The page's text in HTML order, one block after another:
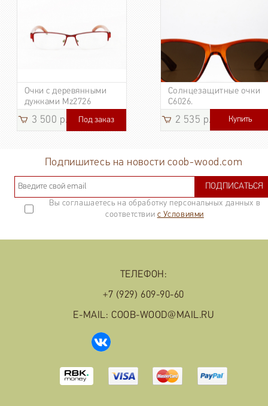
Очки с деревянными
дужками Mz2726
3 500 р. Под заказ
Солнцезащитные очки
C6026.
2 535 р. 3 185
Купить
Подпишитесь на новости coob-wood.com
ПОДПИСАТЬСЯ
Вы соглашаетесь на обработку персональных данных в
соответствии с Условиями
ТЕЛЕФОН:
+7 (929) 609-90-60
E-MAIL: COOB-WOOD@MAIL.RU